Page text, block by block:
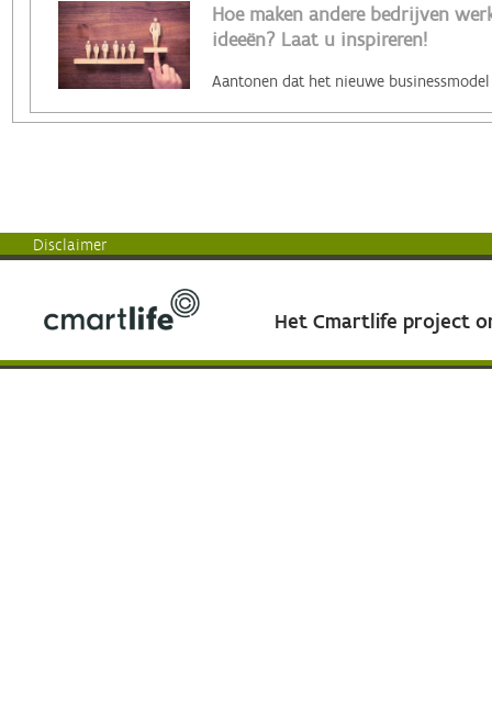
Hoe maken andere bedrijven
ideeën? Laat u inspireren!
Disclaimer
Het Cmartlife project